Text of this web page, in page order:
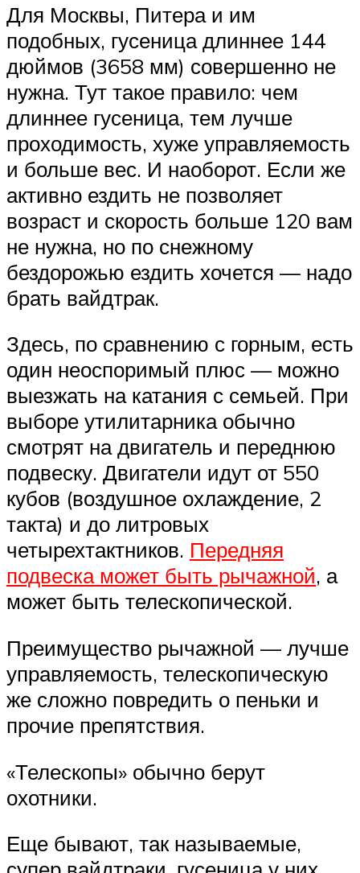
Для Москвы, Питера и им
подобных, гусеница длиннее 144
дюймов (3658 мм) совершенно не
нужна. Тут такое правило: чем
длиннее гусеница, тем лучше
проходимость, хуже управляемость
и больше вес. И наоборот. Если же
активно ездить не позволяет
возраст и скорость больше 120 вам
не нужна, но по снежному
бездорожью ездить хочется — надо
брать вайдтрак.
Здесь, по сравнению с горным, есть
один неоспоримый плюс — можно
выезжать на катания с семьей. При
выборе утилитарника обычно
смотрят на двигатель и переднюю
подвеску. Двигатели идут от 550
кубов (воздушное охлаждение, 2
такта) и до литровых
четырехтактников. Передняя
подвеска может быть рычажной, а
может быть телескопической.
Преимущество рычажной — лучше
управляемость, телескопическую
же сложно повредить о пеньки и
прочие препятствия.
«Телескопы» обычно берут
охотники.
Еще бывают, так называемые,